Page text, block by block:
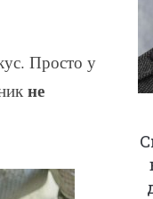
Просто у
не